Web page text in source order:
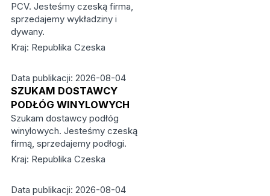
PCV. Jesteśmy czeską firma,
sprzedajemy wykładziny i
dywany.
Kraj: Republika Czeska
Data publikacji: 2026-08-04
SZUKAM DOSTAWCY
PODŁÓG WINYLOWYCH
Szukam dostawcy podłóg
winylowych. Jesteśmy czeską
firmą, sprzedajemy podłogi.
Kraj: Republika Czeska
Data publikacji: 2026-08-04